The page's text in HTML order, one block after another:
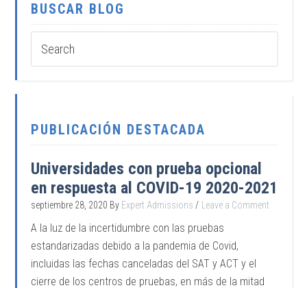
BUSCAR BLOG
PUBLICACIÓN DESTACADA
Universidades con prueba opcional
en respuesta al COVID-19 2020-2021
septiembre 28, 2020 By Expert Admissions Leave a Comment
A la luz de la incertidumbre con las pruebas
estandarizadas debido a la pandemia de Covid,
incluidas las fechas canceladas del SAT y ACT y el
cierre de los centros de pruebas, en más de la mitad